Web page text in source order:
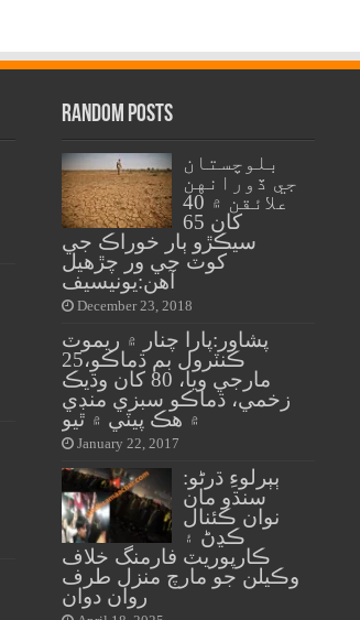
Random Posts
بلوچستان
جي ڏورانهن
علائقن ۾ 40
کان 65
سيڪڙو ٻار خوراڪ جي
کوٽ جي ور چڙهيل
آهن:يونيسيف
December 23, 2018
پشاور:پارا چنار ۾ ريموٽ
ڪنٽرول بم ڌماڪو،25
مارجي ويا، 80 کان وڌيڪ
زخمي، ڌماڪو سبزي منڊي
۾ هڪ پيٽي ۾ ٿيو
January 22, 2017
ٻٻرلوءِ ڌرڻو:
سنڌو مان
نوان ڪئنال
ڪڍڻ ۽
ڪارپوريٽ فارمنگ خلاف
وڪيلن جو مارچ منزل طرف
روان دوان